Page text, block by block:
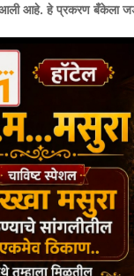
आहे. हे प्रकरण बँकेला जड